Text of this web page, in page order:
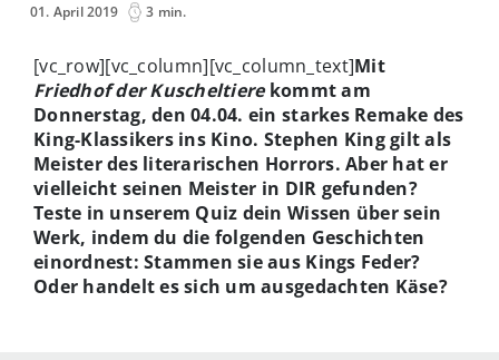
01. April 2019 3 min.
[vc_row][vc_column][vc_column_text]Mit
Friedhof der Kuscheltierekommt am
Donnerstag, den 04.04. ein starkes Remake des
King-Klassikers ins Kino. Stephen King gilt als
Meister des literarischen Horrors. Aber hat er
vielleicht seinen Meister in DIR gefunden?
Teste in unserem Quiz dein Wissen über sein
Werk, indem du die folgenden Geschichten
einordnest: Stammen sie aus Kings Feder?
Oder handelt es sich um ausgedachten Käse?